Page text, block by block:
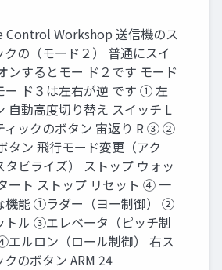
Control Workshop 送信機のス
クの（モード２） 普通にスイ
ンするとモー ド２です モード
ー ド３は左右が逆 です ① 左
⾃動⾼度切り替え スイッチ L
ィックのボタン 宙返り R ③ ②
ン ⾶⾏モード変更（アク
タビライズ） ストップ ウォッ
ート ストップ リセット ④ 一
機能 ①ラダー（ヨー制御） ②
トル ③エレベータ（ピッチ制
エルロン（ロール制御） 右ス
クのボタン ARM 24